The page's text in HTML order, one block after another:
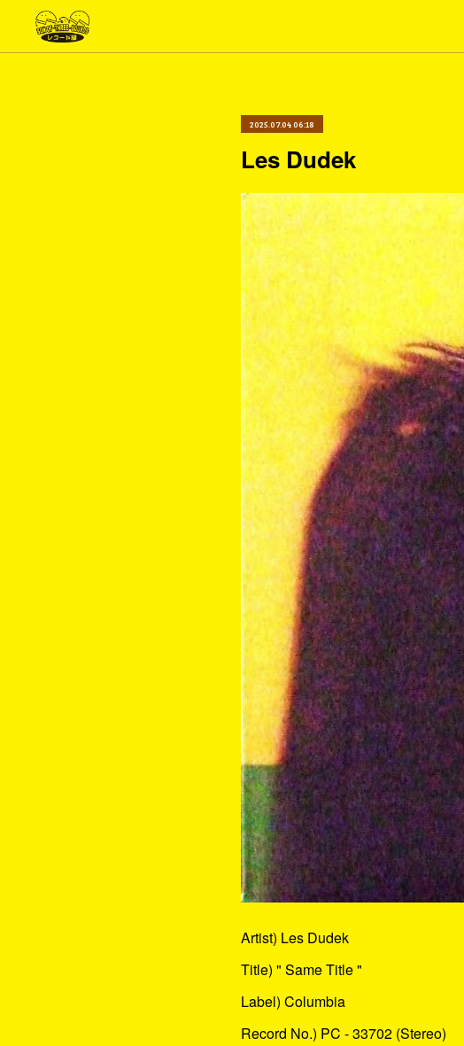
2025.07.04 06:18
Les Dudek
Artist) Les Dudek
Title) " Same Title "
Label) Columbia
Record No.) PC - 33702 (Stereo)